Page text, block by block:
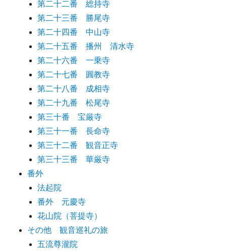
第二十二番 総持寺
第二十三番 勝尾寺
第二十四番 中山寺
第二十五番 播州 清水寺
第二十六番 一乗寺
第二十七番 圓教寺
第二十八番 成相寺
第二十九番 松尾寺
第三十番 宝厳寺
第三十一番 長命寺
第三十二番 観音正寺
第三十三番 華厳寺
番外
法起院
番外 元慶寺
花山院（菩提寺）
その他 観音巡礼の旅
五流尊瀧院